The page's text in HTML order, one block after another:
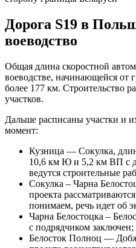
Дорога S19 в
воеводство
Общая длина скоростной
воеводстве, начинающейся от
более 177 км. Строительство
участков.
Дальше расписаны участки и
момент:
Кузница — Сокулка,
10,6 км Ю и 5,2 км ВП с
ведутся строительные
Сокулка – Чарна
проекта
понимаем, речь идет об
Чарна Белостоцка –
с подрядчиком заключен;
Белосток Полноц —